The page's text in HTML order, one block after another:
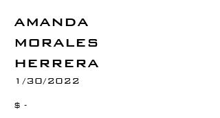
AMANDA
MORALES
HERRERA
1/30/2022
$ -